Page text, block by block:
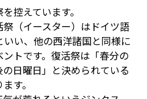
控えています。
（イースター）はドイツ語
いい、他の西洋諸国と同様に
トです。復活祭は「春分の
日曜日」と決められている
す。